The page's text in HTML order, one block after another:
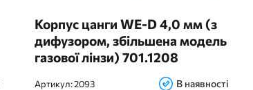
Корпус цанги WE-D 4,0 мм (з
дифузором, збільшена модель
газової лінзи) 701.1208
Артикул:2093 В наявності